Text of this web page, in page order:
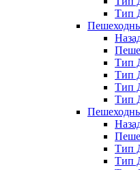
Тип
Тип
Тип
Тип
Тип
Тип
Тип